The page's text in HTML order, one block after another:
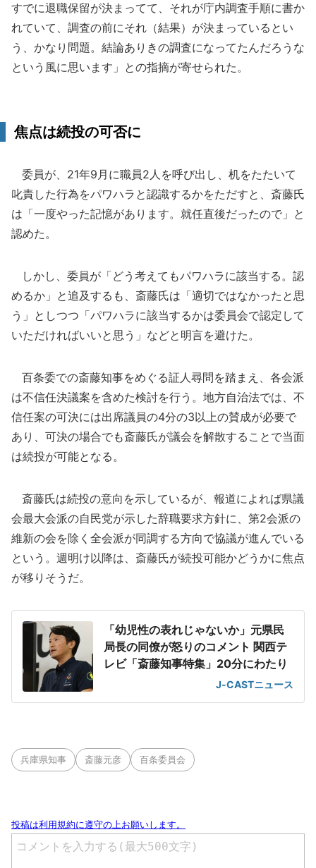
すでに退職保留が決まってて、それが庁内調査手順に書か
れていて、調査の前にそれ（結果）が決まっているとい
う、かなり問題。結論ありきの調査になってたんだろうな
という風に思います」との指摘が寄せられた。
焦点は続投の可否に
委員が、21年9月に職員2人を呼び出し、机をたたいて
叱責した行為をパワハラと認識するかをただすと、斎藤氏
は「一度やった記憶があります。就任直後だったので」と
認めた。
しかし、委員が「どう考えてもパワハラに該当する。認
めるか」と追及するも、斎藤氏は「適切ではなかったと思
う」としつつ「パワハラに該当するかは委員会で認定して
いただければいいと思う」などと明言を避けた。
百条委での斎藤知事をめぐる証人尋問を踏まえ、各会派
は不信任決議案を含めた検討を行う。地方自治法では、不
信任案の可決には出席議員の4分の3以上の賛成が必要で
あり、可決の場合でも斎藤氏が議会を解散することで当面
は続投が可能となる。
斎藤氏は続投の意向を示しているが、報道によれば県議
会最大会派の自民党が示した辞職要求方針に、第2会派の
維新の会を除く全会派が同調する方向で協議が進んでいる
という。週明け以降は、斎藤氏が続投可能かどうかに焦点
が移りそうだ。
「幼児性の表れじゃないか」元県民
局長の同僚が怒りのコメント 関西テ
レビ「斎藤知事特集」20分にわたり
J-CASTニュース
兵庫県知事 斎藤元彦 百条委員会